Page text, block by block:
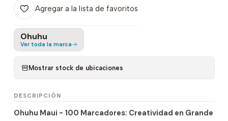
Agregar a la lista de favoritos
Ohuhu
Ver toda la marca
Mostrar stock de ubicaciones
DESCRIPCIÓN
Ohuhu Maui - 100 Marcadores: Creatividad en Grande